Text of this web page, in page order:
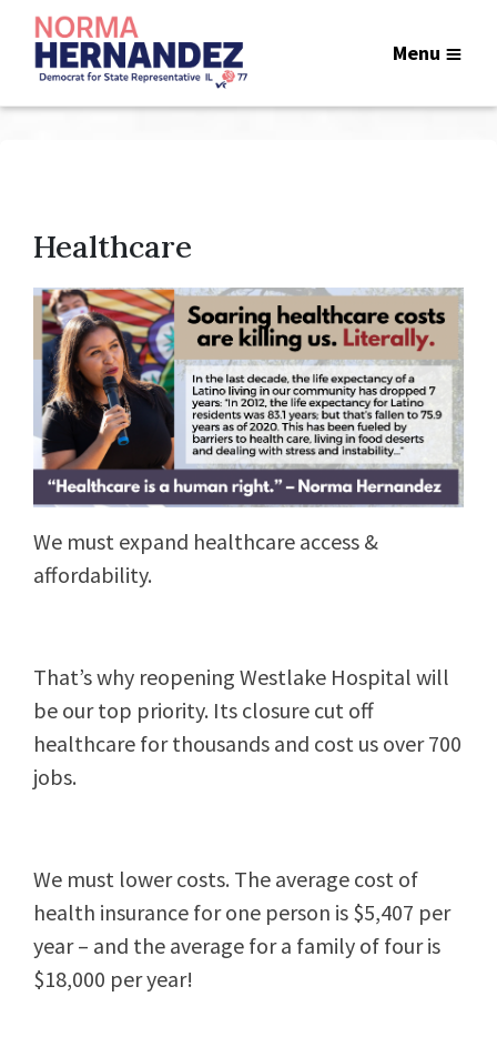
Menu
Healthcare
We must expand healthcare access &
affordability.
That’s why reopening Westlake Hospital will
be our top priority. Its closure cut off
healthcare for thousands and cost us over 700
jobs.
We must lower costs. The average cost of
health insurance for one person is $5,407 per
year – and the average for a family of four is
$18,000 per year!